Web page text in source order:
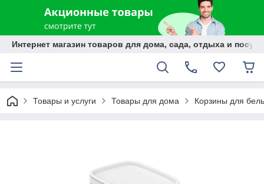
Интернет магазин товаров для дома, сада, отдыха и
Товары и услуги Товары для дома Корзины для